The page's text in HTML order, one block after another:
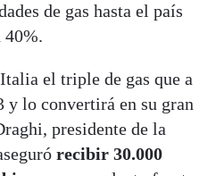
de gas hasta el país
40%.
el triple de gas que a
y lo convertirá en su gran
presidente de la
recibir 30.000